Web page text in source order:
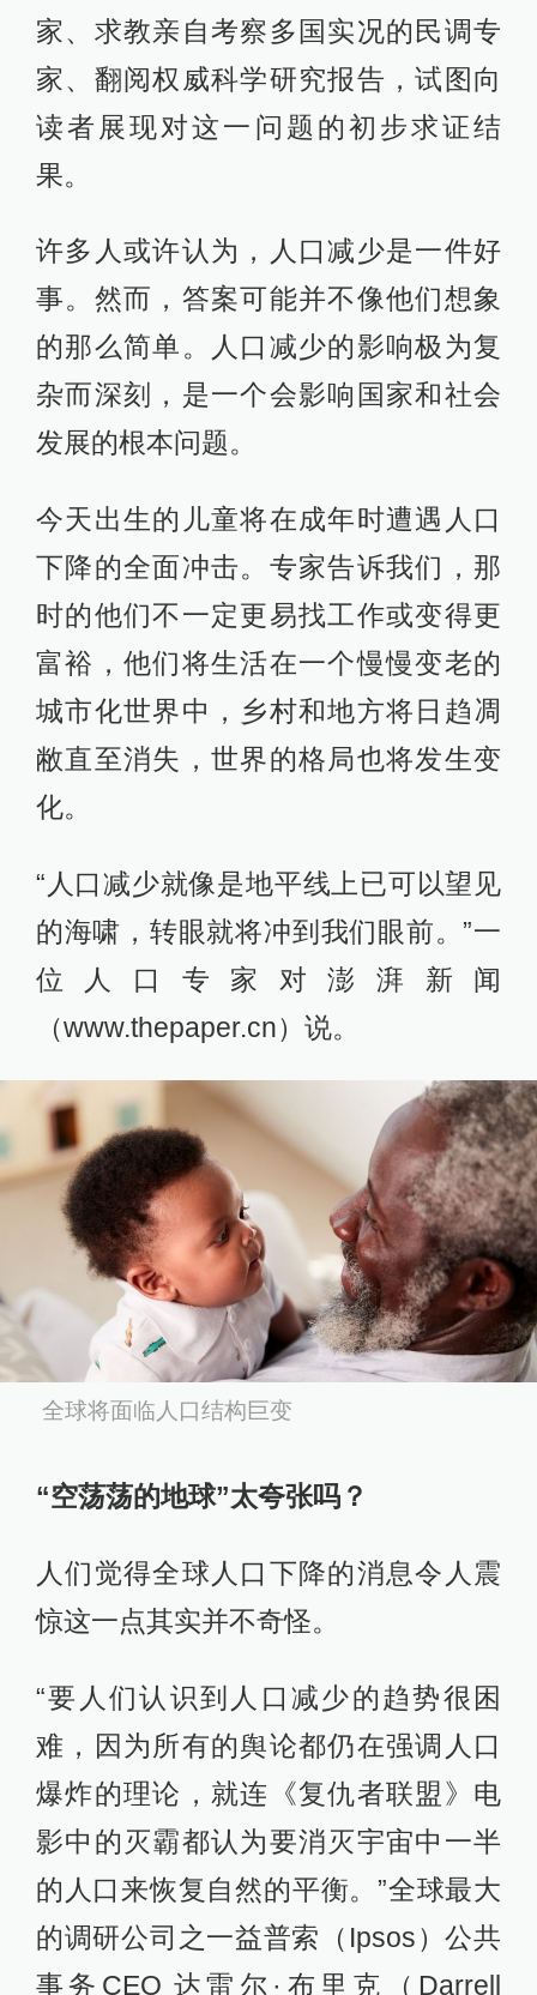
家、求教亲自考察多国实况的民调专
家、翻阅权威科学研究报告，试图向
读者展现对这一问题的初步求证结
果。
许多人或许认为，人口减少是一件好
事。然而，答案可能并不像他们想象
的那么简单。人口减少的影响极为复
杂而深刻，是一个会影响国家和社会
发展的根本问题。
今天出生的儿童将在成年时遭遇人口
下降的全面冲击。专家告诉我们，那
时的他们不一定更易找工作或变得更
富裕，他们将生活在一个慢慢变老的
城市化世界中，乡村和地方将日趋凋
敝直至消失，世界的格局也将发生变
化。
“人口减少就像是地平线上已可以望见
的海啸，转眼就将冲到我们眼前。”一
位人口专家对澎湃新闻
（www.thepaper.cn）说。
全球将面临人口结构巨变
“空荡荡的地球”太夸张吗？
人们觉得全球人口下降的消息令人震
惊这一点其实并不奇怪。
“要人们认识到人口减少的趋势很困
难，因为所有的舆论都仍在强调人口
爆炸的理论，就连《复仇者联盟》电
影中的灭霸都认为要消灭宇宙中一半
的人口来恢复自然的平衡。”全球最大
的调研公司之一益普索（Ipsos）公共
事务CEO 达雷尔·布里克（Darrell